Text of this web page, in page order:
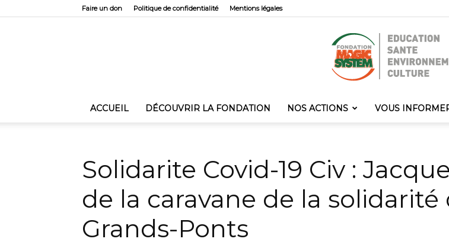
Faire un don Politique de confidentialité Mentions légales
Magic
ACCUEIL DÉCOUVRIR LA FONDATION NOS ACTIONS VOUS
Solidarite Covid-19 Civ :
de la caravane de la
Grands-Ponts